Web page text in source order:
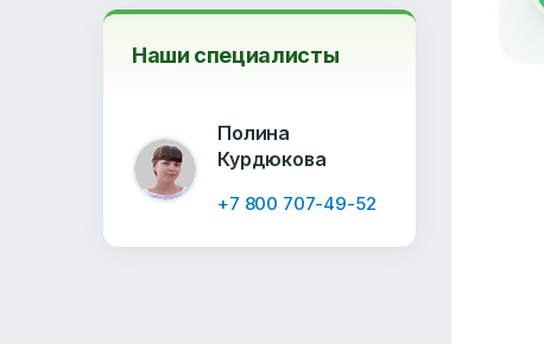
Наши специалисты
Полина
Курдюкова
+7 800 707-49-52